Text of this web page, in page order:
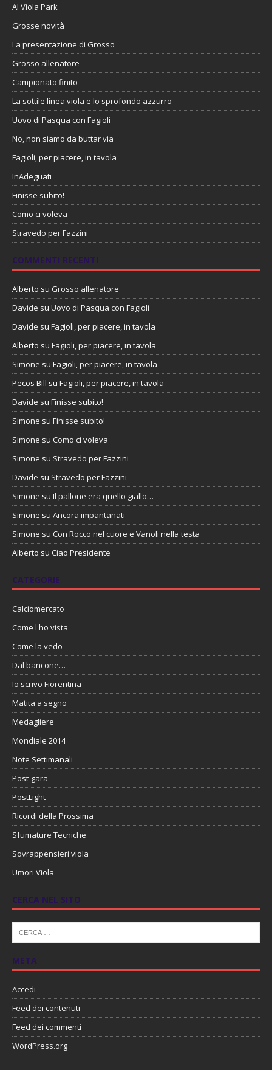
Al Viola Park
Grosse novità
La presentazione di Grosso
Grosso allenatore
Campionato finito
La sottile linea viola e lo sprofondo azzurro
Uovo di Pasqua con Fagioli
No, non siamo da buttar via
Fagioli, per piacere, in tavola
InAdeguati
Finisse subito!
Como ci voleva
Stravedo per Fazzini
COMMENTI RECENTI
Alberto su Grosso allenatore
Davide su Uovo di Pasqua con Fagioli
Davide su Fagioli, per piacere, in tavola
Alberto su Fagioli, per piacere, in tavola
Simone su Fagioli, per piacere, in tavola
Pecos Bill su Fagioli, per piacere, in tavola
Davide su Finisse subito!
Simone su Finisse subito!
Simone su Como ci voleva
Simone su Stravedo per Fazzini
Davide su Stravedo per Fazzini
Simone su Il pallone era quello giallo…
Simone su Ancora impantanati
Simone su Con Rocco nel cuore e Vanoli nella testa
Alberto su Ciao Presidente
CATEGORIE
Calciomercato
Come l'ho vista
Come la vedo
Dal bancone…
Io scrivo Fiorentina
Matita a segno
Medagliere
Mondiale 2014
Note Settimanali
Post-gara
PostLight
Ricordi della Prossima
Sfumature Tecniche
Sovrappensieri viola
Umori Viola
CERCA NEL SITO
META
Accedi
Feed dei contenuti
Feed dei commenti
WordPress.org